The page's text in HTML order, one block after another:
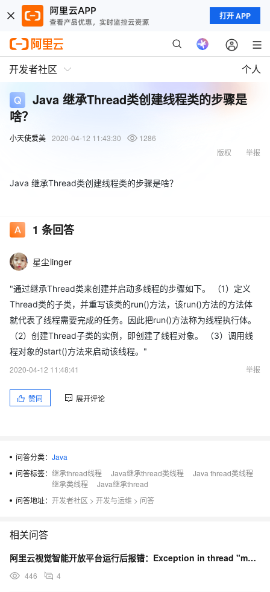
打开 APP
开发者社区 个人
Java 继承Thread类创建线程类的步骤是
啥？
小天使爱美 2020-04-12 11:43:30
1286
举报
版权
Java 继承Thread类创建线程类的步骤是啥？
1 条回答
星尘linger
"通过继承Thread类来创建并启动多线程的步骤如下。 （1）定义
Thread类的子类，并重写该类的run()方法，该run()方法的方法体
就代表了线程需要完成的任务。因此把run()方法称为线程执行体。
（2）创建Thread子类的实例，即创建了线程对象。 （3）调用线
程对象的start()方法来启动该线程。"
2020-04-12 11:48:41
举报
赞同 展开评论
问答分类： Java
问答标签： 继承thread线程 Java继承thread类线程
Java thread类线程
继承类线程
Java继承thread
问答地址： 开发者社区 > 开发与运维 > 问答
相关问答
阿里云视觉智能开放平台运行后报错：Exception in thread "main" java
446 4